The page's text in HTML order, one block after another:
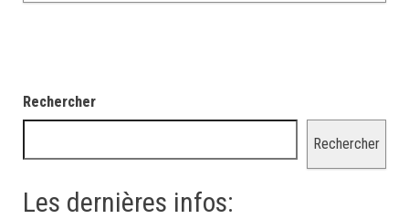
Rechercher
Rechercher
Les dernières infos: